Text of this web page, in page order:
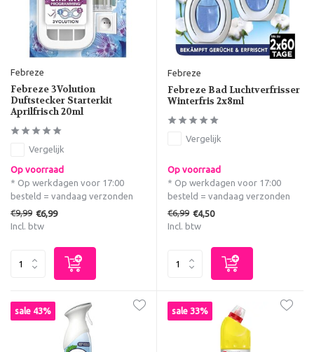
Febreze
Febreze 3Volution
Duftstecker Starterkit
Aprilfrisch 20ml
Vergelijk
Op voorraad
* Op werkdagen voor 17:00
besteld = vandaag verzonden
€9,99 €6,99
Incl. btw
Febreze
Febreze Bad Luchtverfrisser
Winterfris 2x8ml
Vergelijk
Op voorraad
* Op werkdagen voor 17:00
besteld = vandaag verzonden
€6,99 €4,50
Incl. btw
sale 43% sale 33%